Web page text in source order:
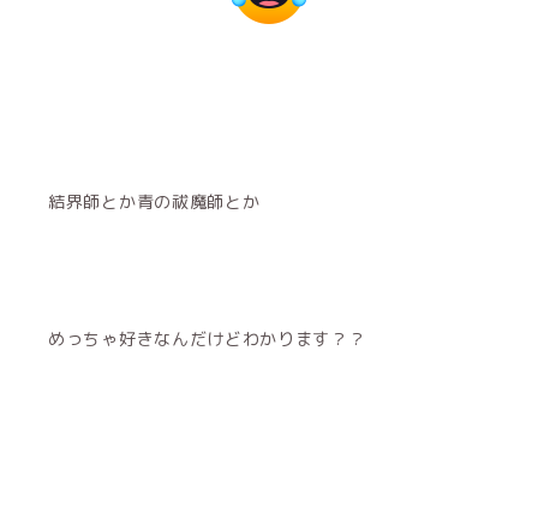
結界師とか青の祓魔師とか
めっちゃ好きなんだけどわかります？？